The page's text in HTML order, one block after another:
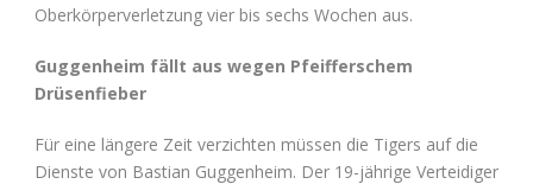
Oberkörperverletzung vier bis sechs Wochen aus.
Guggenheim fällt aus wegen Pfeifferschem
Drüsenfieber
Für eine längere Zeit verzichten müssen die Tigers auf die
Dienste von Bastian Guggenheim. Der 19-jährige Verteidiger